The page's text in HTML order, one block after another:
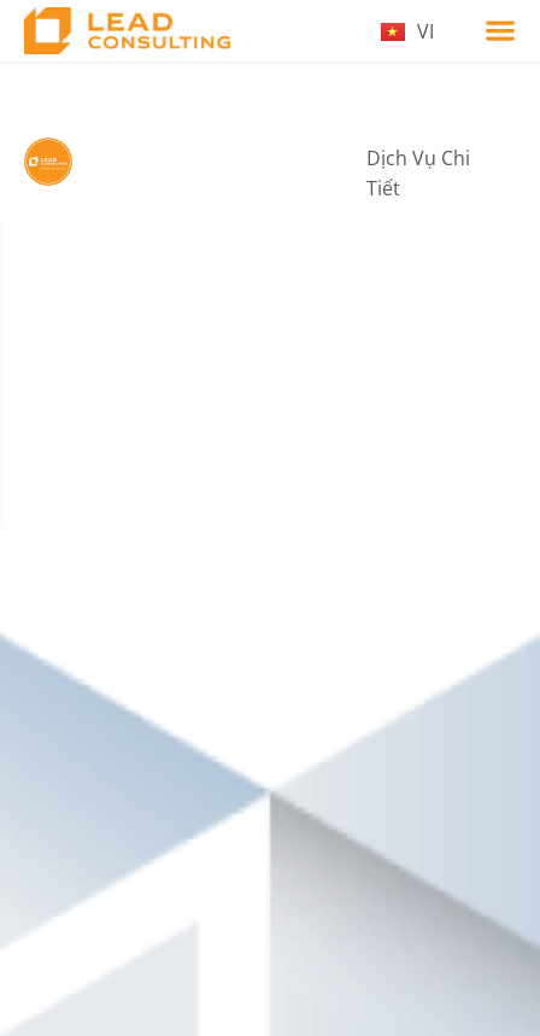
VI
EN
Dịch Vụ Chi
Tiết